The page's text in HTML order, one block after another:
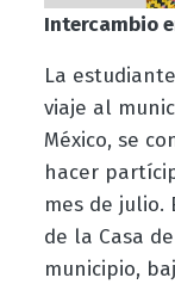
Intercambio
La
viaje al
México, se
hacer
mes de julio.
de la Casa
municipio,